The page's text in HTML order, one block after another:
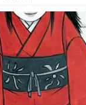
ない体の特徴」1
ス
れ、髪のボリュームは減
、鏡を見て気づく中年
まだマシで、知らず知ら